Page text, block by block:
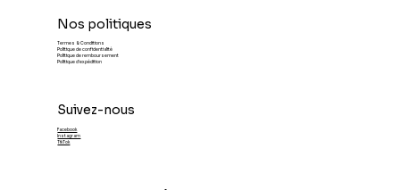
Nos politiques
Termes & Conditions
Politique de confidentialité
Politique de remboursement
Politique d'expédition
Suivez-nous
Facebook
Instagram
TikTok